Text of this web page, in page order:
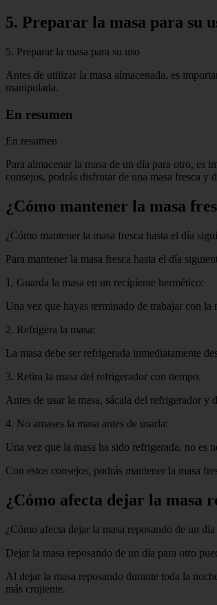
5. Preparar la masa para su
5. Preparar la masa para su uso
Antes de utilizar la masa almacenada, es
manipulada.
En resumen
En resumen
Para almacenar la masa de un día para otro, es
consejos, podrás disfrutar de una masa fresca y
¿Cómo mantener la masa
¿Cómo mantener la masa fresca hasta el día
Para mantener la masa fresca hasta el día
1. Guarda la masa en un recipiente hermético:
Una vez que hayas terminado de trabajar con
2. Refrigera la masa:
La masa debe ser refrigerada inmediatamente
3. Retira la masa del refrigerador con tiempo:
Antes de usar la masa, sácala del refrigerador y
4. No amases la masa antes de usarla:
Una vez que la masa ha sido refrigerada, no es
Con estos consejos, podrás mantener la masa
¿Cómo afecta dejar la masa
¿Cómo afecta dejar la masa reposando de un
Dejar la masa reposando de un día para otro
Al dejar la masa reposando durante toda la
más crujiente.